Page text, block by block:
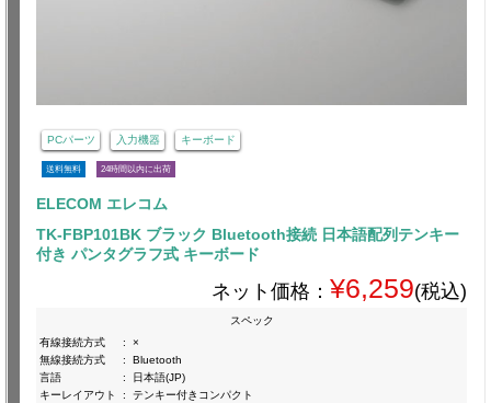
PCパーツ 入力機器 キーボード
送料無料 24時間以内に出荷
ELECOM エレコム
TK-FBP101BK ブラック Bluetooth接続 日本語配列テンキー
付き パンタグラフ式 キーボード
ネット価格： ¥6,259(税込)
スペック
有線接続方式
:
×
無線接続方式
:
Bluetooth
言語
:
日本語(JP)
キーレイアウト
:
テンキー付きコンパクト